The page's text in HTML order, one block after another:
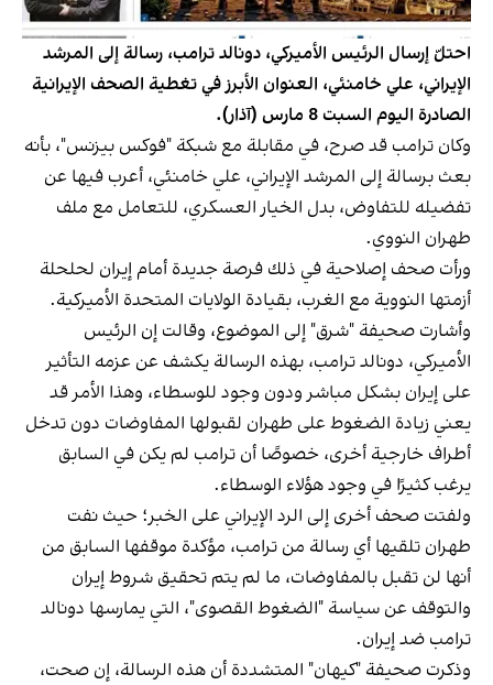
احتلّ إرسال الرئيس الأميركي، دونالد ترامب، رسالة إلى المرشد
الإيراني، علي خامنئي، العنوان الأبرز في تغطية الصحف الإيرانية
الصادرة اليوم السبت 8 مارس (آذار).
وكان ترامب قد صرح، في مقابلة مع شبكة "فوكس بيزنس"، بأنه
بعث برسالة إلى المرشد الإيراني، علي خامنئي، أعرب فيها عن
تفضيله للتفاوض، بدل الخيار العسكري، للتعامل مع ملف
طهران النووي.
ورأت صحف إصلاحية في ذلك فرصة جديدة أمام إيران لحلحلة
أزمتها النووية مع الغرب، بقيادة الولايات المتحدة الأميركية.
وأشارت صحيفة "شرق" إلى الموضوع، وقالت إن الرئيس
الأميركي، دونالد ترامب، بهذه الرسالة يكشف عن عزمه التأثير
على إيران بشكل مباشر ودون وجود للوسطاء، وهذا الأمر قد
يعني زيادة الضغوط على طهران لقبولها المفاوضات دون تدخل
أطراف خارجية أخرى، خصوصًا أن ترامب لم يكن في السابق
يرغب كثيرًا في وجود هؤلاء الوسطاء.
ولفتت صحف أخرى إلى الرد الإيراني على الخبر؛ حيث نفت
طهران تلقيها أي رسالة من ترامب، مؤكدة موقفها السابق من
أنها لن تقبل بالمفاوضات، ما لم يتم تحقيق شروط إيران
والتوقف عن سياسة "الضغوط القصوى"، التي يمارسها دونالد
ترامب ضد إيران.
وذكرت صحيفة "كيهان" المتشددة أن هذه الرسالة، إن صحت،